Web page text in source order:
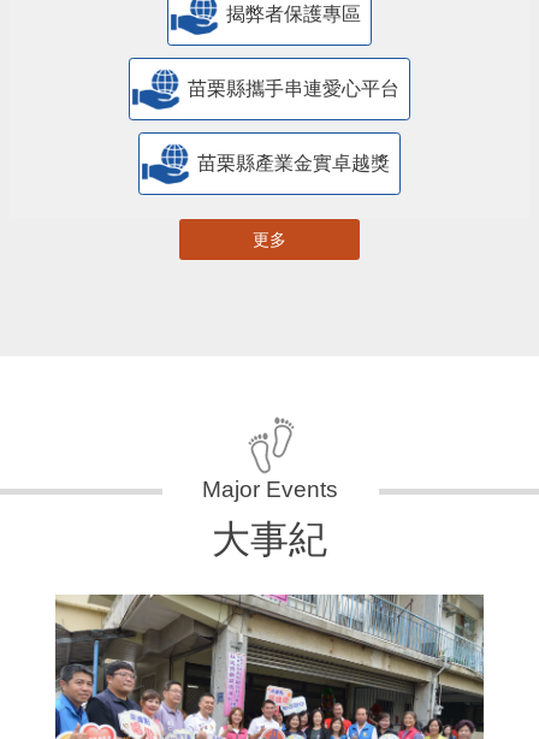
揭弊者保護專區
苗栗縣攜手串連愛心平台
苗栗縣產業金實卓越獎
更多
大事紀